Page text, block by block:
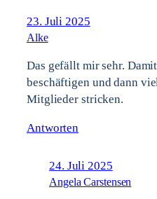
23. Juli 2025
Alke
Das gefällt mir sehr.
beschäftigen und dann
Mitglieder stricken.
Antworten
24. Juli 2025
Angela Carstensen